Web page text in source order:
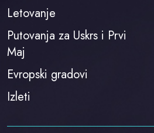
Letovanje
Putovanja za Uskrs i Prvi
Maj
Evropski gradovi
Izleti